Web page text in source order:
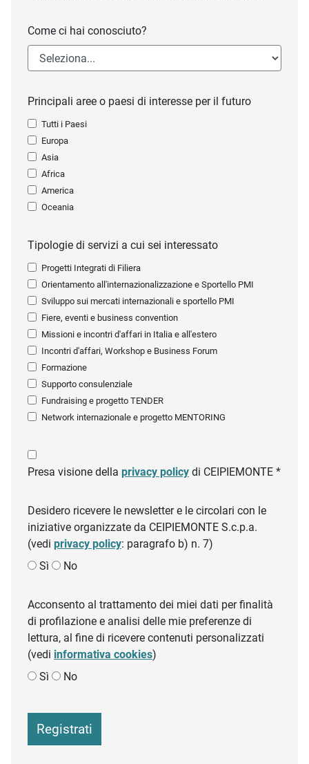
Come ci hai conosciuto?
Principali aree o paesi di interesse per il futuro
Tutti i Paesi
Europa
Asia
Africa
America
Oceania
Tipologie di servizi a cui sei interessato
Progetti Integrati di Filiera
Orientamento all'internazionalizzazione e Sportello PMI
Sviluppo sui mercati internazionali e sportello PMI
Fiere, eventi e business convention
Missioni e incontri d'affari in Italia e all'estero
Incontri d'affari, Workshop e Business Forum
Formazione
Supporto consulenziale
Fundraising e progetto TENDER
Network internazionale e progetto MENTORING
Presa visione della privacy policy di CEIPIEMONTE *
Desidero ricevere le newsletter e le circolari con le
iniziative organizzate da CEIPIEMONTE S.c.p.a.
(vedi privacy policy: paragrafo b) n. 7)
Sì
No
Acconsento al trattamento dei miei dati per finalità
di profilazione e analisi delle mie preferenze di
lettura, al fine di ricevere contenuti personalizzati
(vedi informativa cookies)
Sì
No
Registrati